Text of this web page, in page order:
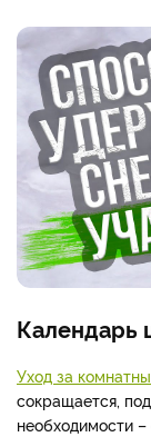
Календарь
Уход за
сокращается,
необходимости